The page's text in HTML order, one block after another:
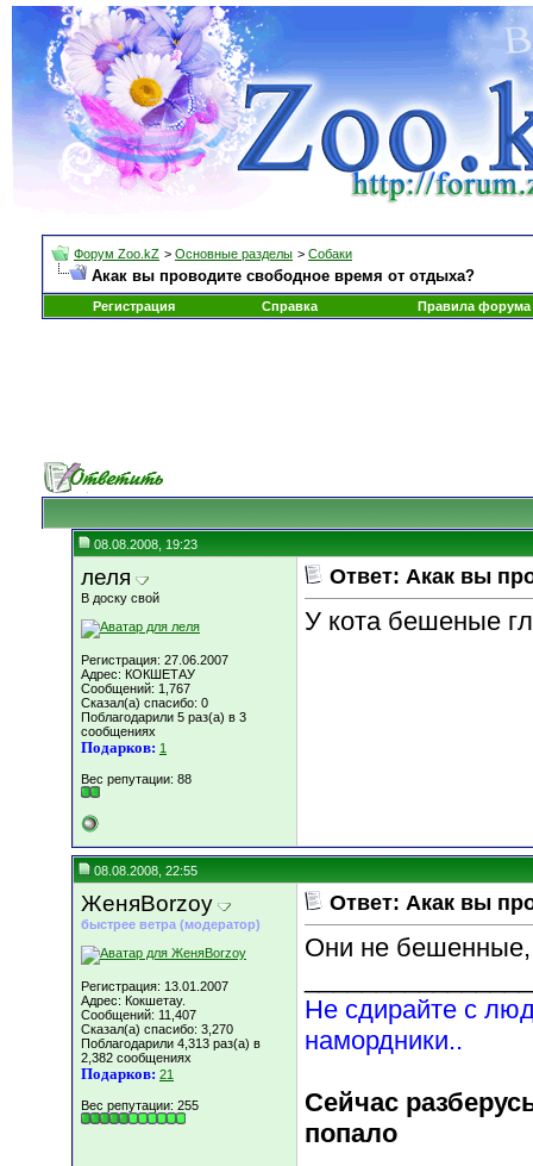
Форум Zoo.kZ > Основные разделы > Собаки
Акак вы проводите свободное время от отдыха?
Регистрация Справка Правила форума
08.08.2008, 19:23
леля
В доску свой
Регистрация: 27.06.2007
Адрес: КОКШЕТАУ
Сообщений: 1,767
Сказал(а) спасибо: 0
Поблагодарили 5 раз(а) в 3
сообщениях
Подарков: 1
Вес репутации: 88
Ответ: Акак вы
У кота бешеные
08.08.2008, 22:55
ЖеняBorzoy
быстрее ветра (модератор)
Регистрация: 13.01.2007
Адрес: Кокшетау.
Сообщений: 11,407
Сказал(а) спасибо: 3,270
Поблагодарили 4,313 раз(а) в
2,382 сообщениях
Подарков: 21
Вес репутации: 255
Ответ: Акак вы
Они не
Не сдирайте с
намордники..
Сейчас
попало